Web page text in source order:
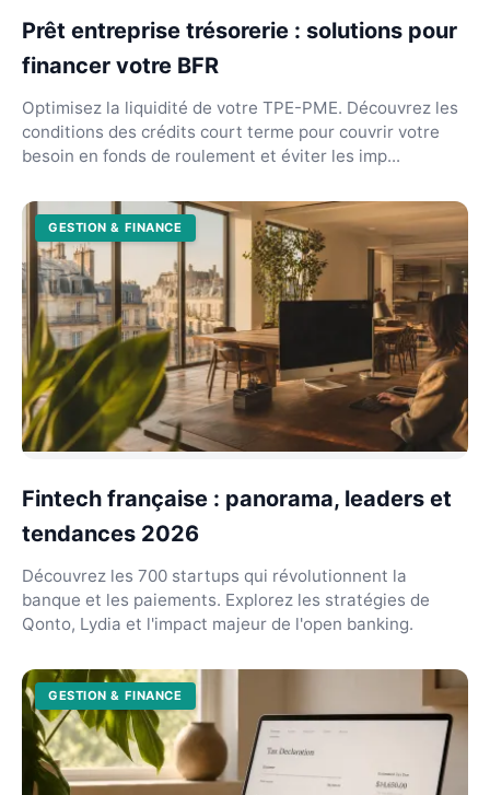
Prêt entreprise trésorerie : solutions pour
financer votre BFR
Optimisez la liquidité de votre TPE-PME. Découvrez les
conditions des crédits court terme pour couvrir votre
besoin en fonds de roulement et éviter les imp...
GESTION & FINANCE
Fintech française : panorama, leaders et
tendances 2026
Découvrez les 700 startups qui révolutionnent la
banque et les paiements. Explorez les stratégies de
Qonto, Lydia et l'impact majeur de l'open banking.
GESTION & FINANCE